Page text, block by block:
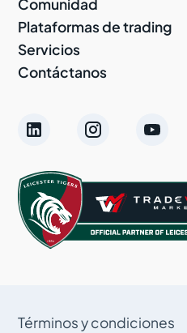
Comunidad
Plataformas de trading
Servicios
Contáctanos
Términos y condiciones